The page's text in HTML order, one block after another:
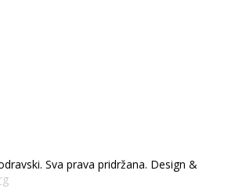
Sva prava pridržana. Design &